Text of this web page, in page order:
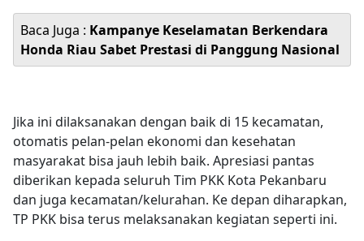
Baca Juga : Kampanye Keselamatan Berkendara
Honda Riau Sabet Prestasi di Panggung Nasional
Jika ini dilaksanakan dengan baik di 15 kecamatan,
otomatis pelan-pelan ekonomi dan kesehatan
masyarakat bisa jauh lebih baik. Apresiasi pantas
diberikan kepada seluruh Tim PKK Kota Pekanbaru
dan juga kecamatan/kelurahan. Ke depan diharapkan,
TP PKK bisa terus melaksanakan kegiatan seperti ini.